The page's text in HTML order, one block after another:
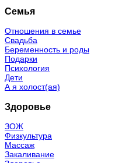
Семья
Отношения в семье
Свадьба
Беременность и роды
Подарки
Психология
Дети
А я холост(ая)
Здоровье
ЗОЖ
Физкультура
Массаж
Закаливание